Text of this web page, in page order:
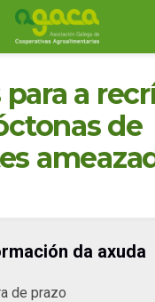
a
de
da axuda
de prazo